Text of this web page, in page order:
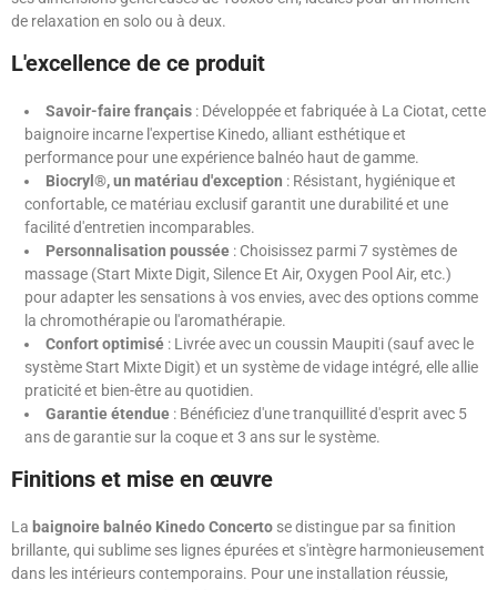
de relaxation en solo ou à deux.
L'excellence de ce produit
Savoir-faire français : Développée et fabriquée à La Ciotat, cette
baignoire incarne l'expertise Kinedo, alliant esthétique et
performance pour une expérience balnéo haut de gamme.
Biocryl®, un matériau d'exception : Résistant, hygiénique et
confortable, ce matériau exclusif garantit une durabilité et une
facilité d'entretien incomparables.
Personnalisation poussée : Choisissez parmi 7 systèmes de
massage (Start Mixte Digit, Silence Et Air, Oxygen Pool Air, etc.)
pour adapter les sensations à vos envies, avec des options comme
la chromothérapie ou l'aromathérapie.
Confort optimisé : Livrée avec un coussin Maupiti (sauf avec le
système Start Mixte Digit) et un système de vidage intégré, elle allie
praticité et bien-être au quotidien.
Garantie étendue : Bénéficiez d'une tranquillité d'esprit avec 5
ans de garantie sur la coque et 3 ans sur le système.
Finitions et mise en œuvre
La baignoire balnéo Kinedo Concerto se distingue par sa finition
brillante, qui sublime ses lignes épurées et s'intègre harmonieusement
dans les intérieurs contemporains. Pour une installation réussie,